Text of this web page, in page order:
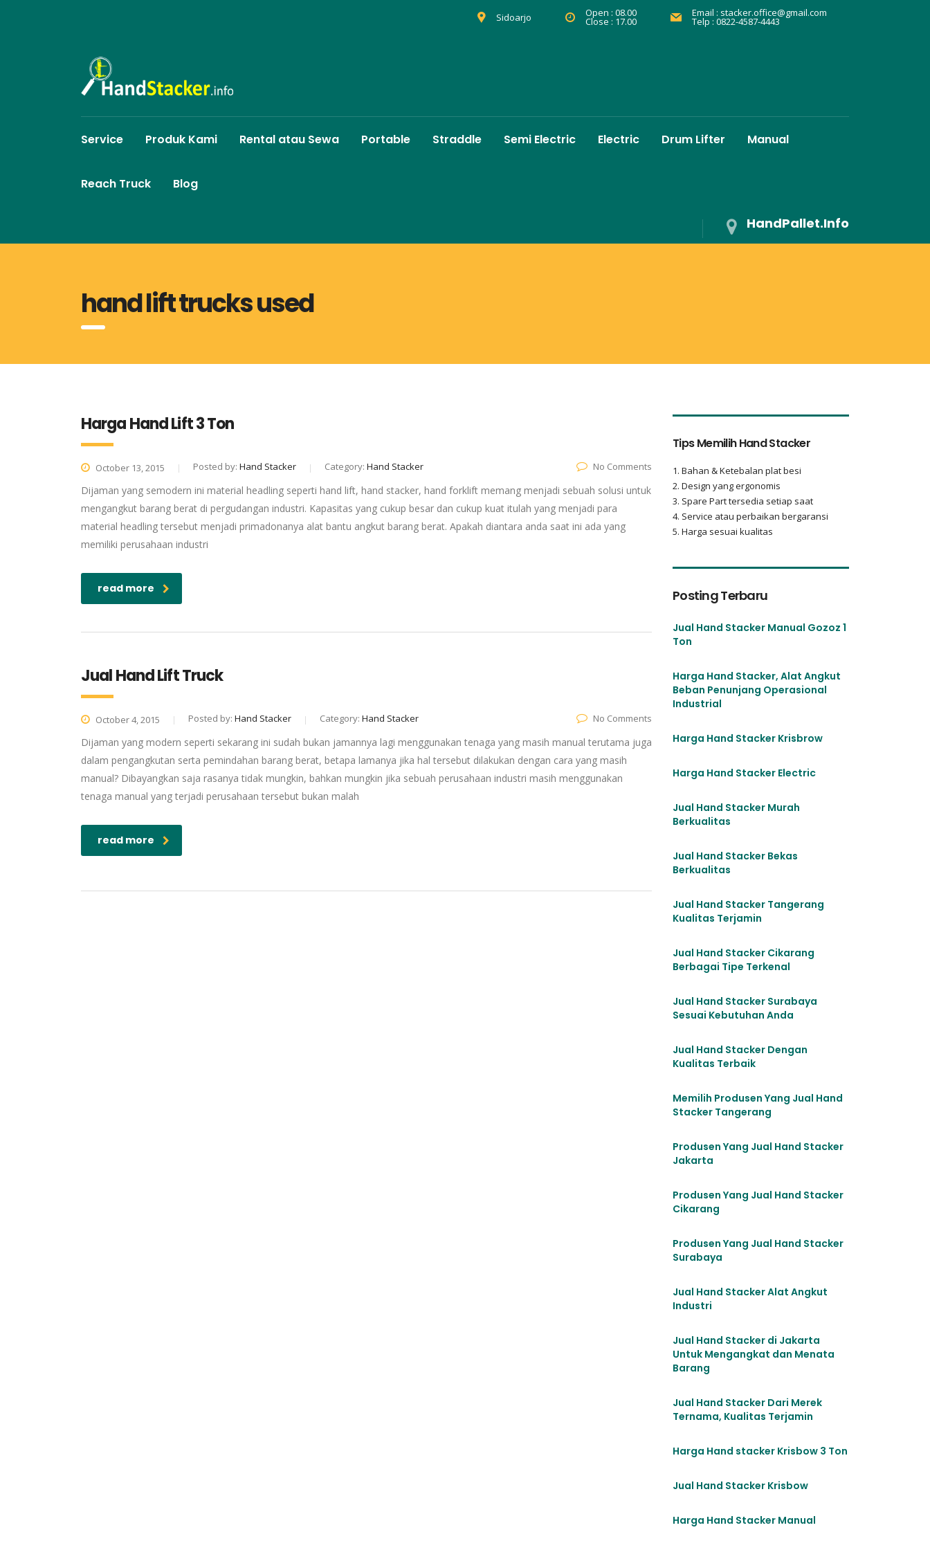
Sidoarjo Open : 08.00
Close : 17.00
Email : stacker.office@gmail.com
Telp : 0822-4587-4443
Service Produk Kami Rental atau Sewa Portable Straddle Semi Electric Electric Drum Lifter Manual
Reach Truck Blog
HandPallet.Info
hand lift trucks used
Harga Hand Lift 3 Ton
October 13, 2015 Posted by: Hand Stacker Category: Hand Stacker No Comments
Dijaman yang semodern ini material headling seperti hand lift, hand stacker, hand forklift memang menjadi sebuah solusi untuk
mengangkut barang berat di pergudangan industri. Kapasitas yang cukup besar dan cukup kuat itulah yang menjadi para
material headling tersebut menjadi primadonanya alat bantu angkut barang berat. Apakah diantara anda saat ini ada yang
memiliki perusahaan industri
read more
Jual Hand Lift Truck
October 4, 2015 Posted by: Hand Stacker Category: Hand Stacker No Comments
Dijaman yang modern seperti sekarang ini sudah bukan jamannya lagi menggunakan tenaga yang masih manual terutama juga
dalam pengangkutan serta pemindahan barang berat, betapa lamanya jika hal tersebut dilakukan dengan cara yang masih
manual? Dibayangkan saja rasanya tidak mungkin, bahkan mungkin jika sebuah perusahaan industri masih menggunakan
tenaga manual yang terjadi perusahaan tersebut bukan malah
read more
Tips Memilih Hand Stacker
1. Bahan & Ketebalan plat besi
2. Design yang ergonomis
3. Spare Part tersedia setiap saat
4. Service atau perbaikan bergaransi
5. Harga sesuai kualitas
Posting Terbaru
Jual Hand Stacker Manual Gozoz 1
Ton
Harga Hand Stacker, Alat Angkut
Beban Penunjang Operasional
Industrial
Harga Hand Stacker Krisbrow
Harga Hand Stacker Electric
Jual Hand Stacker Murah
Berkualitas
Jual Hand Stacker Bekas
Berkualitas
Jual Hand Stacker Tangerang
Kualitas Terjamin
Jual Hand Stacker Cikarang
Berbagai Tipe Terkenal
Jual Hand Stacker Surabaya
Sesuai Kebutuhan Anda
Jual Hand Stacker Dengan
Kualitas Terbaik
Memilih Produsen Yang Jual Hand
Stacker Tangerang
Produsen Yang Jual Hand Stacker
Jakarta
Produsen Yang Jual Hand Stacker
Cikarang
Produsen Yang Jual Hand Stacker
Surabaya
Jual Hand Stacker Alat Angkut
Industri
Jual Hand Stacker di Jakarta
Untuk Mengangkat dan Menata
Barang
Jual Hand Stacker Dari Merek
Ternama, Kualitas Terjamin
Harga Hand stacker Krisbow 3 Ton
Jual Hand Stacker Krisbow
Harga Hand Stacker Manual